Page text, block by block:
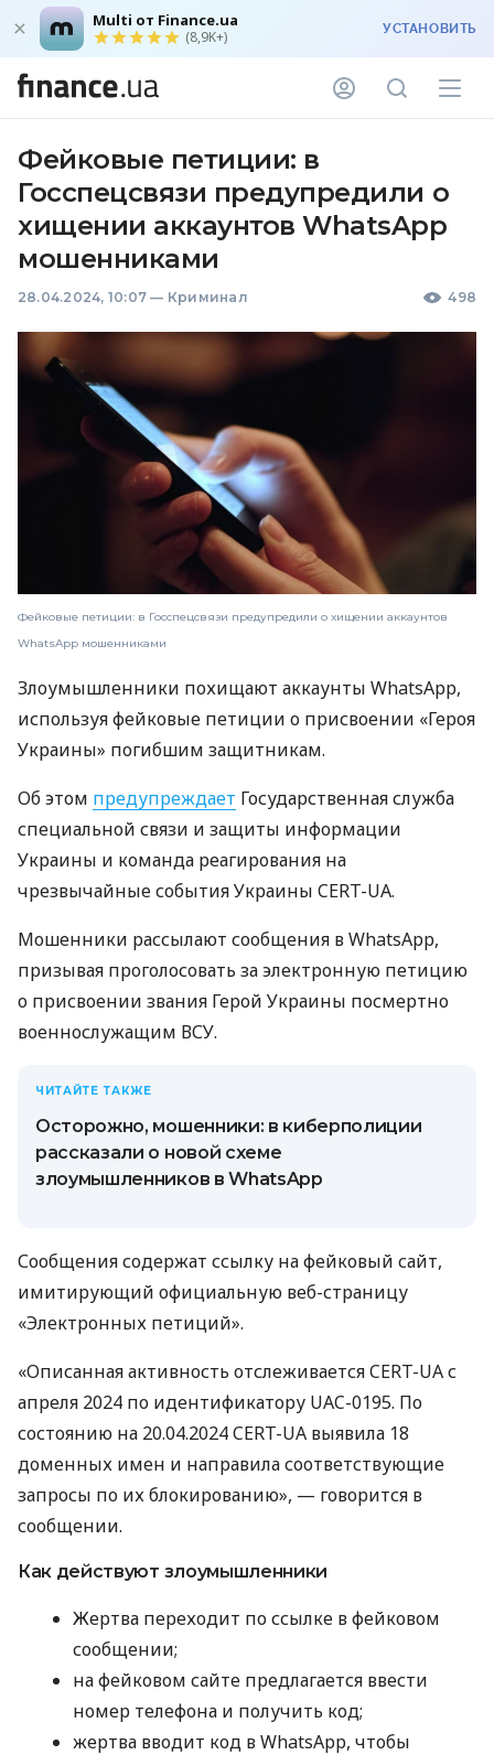
Multi от Finance.ua
(8,9K+) УСТАНОВИТЬ
Фейковые петиции: в
Госспецсвязи предупредили о
хищении аккаунтов WhatsApp
мошенниками
28.04.2024, 10:07 — Криминал 498
Фейковые петиции: в Госспецсвязи предупредили о хищении аккаунтов
WhatsApp мошенниками
Злоумышленники похищают аккаунты WhatsApp,
используя фейковые петиции о присвоении «Героя
Украины» погибшим защитникам.
Об этом предупреждает Государственная служба
специальной связи и защиты информации
Украины и команда реагирования на
чрезвычайные события Украины CERT-UA.
Мошенники рассылают сообщения в WhatsApp,
призывая проголосовать за электронную петицию
о присвоении звания Герой Украины посмертно
военнослужащим ВСУ.
ЧИТАЙТЕ ТАКЖЕ
Осторожно, мошенники: в киберполиции
рассказали о новой схеме
злоумышленников в WhatsApp
Сообщения содержат ссылку на фейковый сайт,
имитирующий официальную веб-страницу
«Электронных петиций».
«Описанная активность отслеживается CERT-UA с
апреля 2024 по идентификатору UAC-0195. По
состоянию на 20.04.2024 CERT-UA выявила 18
доменных имен и направила соответствующие
запросы по их блокированию», — говорится в
сообщении.
Как действуют злоумышленники
Жертва переходит по ссылке в фейковом
сообщении;
на фейковом сайте предлагается ввести
номер телефона и получить код;
жертва вводит код в WhatsApp, чтобы